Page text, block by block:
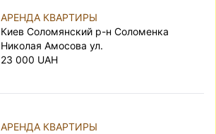
АРЕНДА КВАРТИРЫ
Киев Соломянский р-н Соломенка
Николая Амосова ул.
23 000 UAH
АРЕНДА КВАРТИРЫ